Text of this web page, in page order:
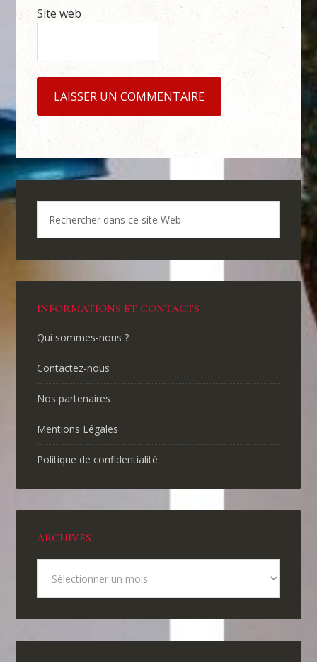
Site web
INFORMATIONS ET CONTACTS
Qui sommes-nous ?
Contactez-nous
Nos partenaires
Mentions Légales
Politique de confidentialité
ARCHIVES